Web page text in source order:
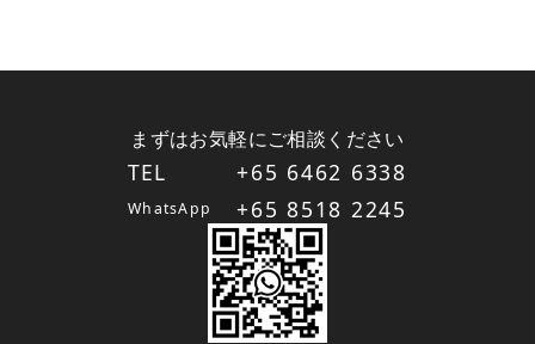
まずはお気軽にご相談ください
TEL
WhatsApp
+65 6462 6338
+65 8518 2245